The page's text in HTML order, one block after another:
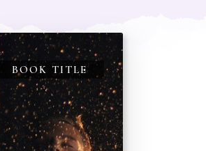
BOOK TITLE